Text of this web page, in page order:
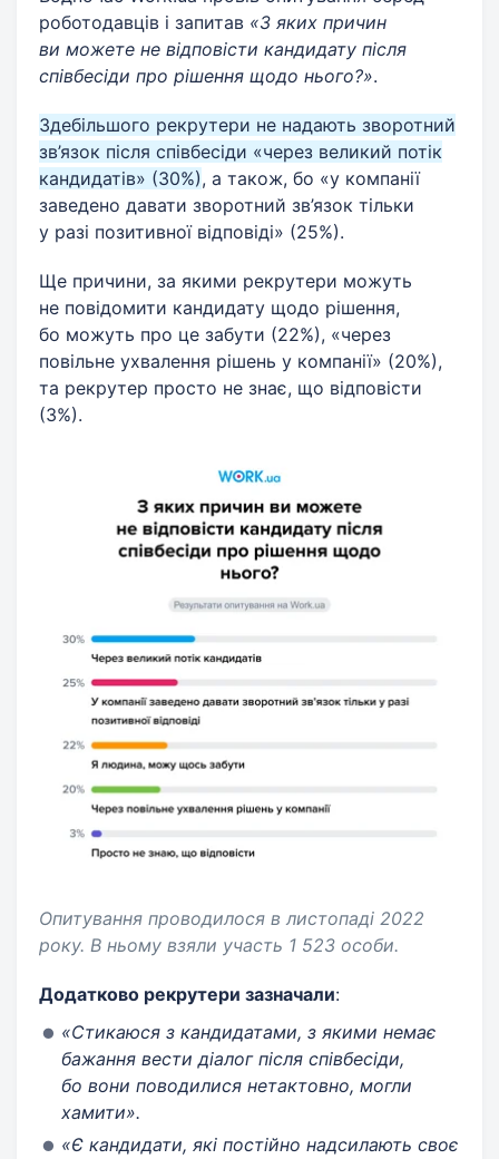
роботодавців і запитав «З яких причин
ви можете не відповісти кандидату після
співбесіди про рішення щодо нього?».
Здебільшого рекрутери не надають зворотний
зв’язок після співбесіди «через великий потік
кандидатів» (30%), а також, бо «у компанії
заведено давати зворотний зв’язок тільки
у разі позитивної відповіді» (25%).
Ще причини, за якими рекрутери можуть
не повідомити кандидату щодо рішення,
бо можуть про це забути (22%), «через
повільне ухвалення рішень у компанії» (20%),
та рекрутер просто не знає, що відповісти
(3%).
Опитування проводилося в листопаді 2022
року. В ньому взяли участь 1 523 особи.
Додатково рекрутери зазначали:
«Стикаюся з кандидатами, з якими немає
бажання вести діалог після співбесіди,
бо вони поводилися нетактовно, могли
хамити».
«Є кандидати, які постійно надсилають своє